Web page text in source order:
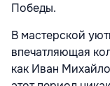
Победы.
В мастерской
впечатляющая
как Иван